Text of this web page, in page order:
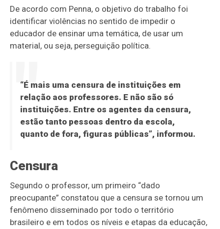
De acordo com Penna, o objetivo do trabalho foi
identificar violências no sentido de impedir o
educador de ensinar uma temática, de usar um
material, ou seja, perseguição política.
“É mais uma censura de instituições em
relação aos professores. E não são só
instituições. Entre os agentes da censura,
estão tanto pessoas dentro da escola,
quanto de fora, figuras públicas”, informou.
Censura
Segundo o professor, um primeiro “dado
preocupante” constatou que a censura se tornou um
fenômeno disseminado por todo o território
brasileiro e em todos os níveis e etapas da educação,